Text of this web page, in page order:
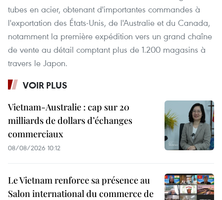
tubes en acier, obtenant d'importantes commandes à
l'exportation des États-Unis, de l'Australie et du Canada,
notamment la première expédition vers un grand chaîne
de vente au détail comptant plus de 1.200 magasins à
travers le Japon.
VOIR PLUS
Vietnam-Australie : cap sur 20
milliards de dollars d’échanges
commerciaux
08/08/2026 10:12
Le Vietnam renforce sa présence au
Salon international du commerce de